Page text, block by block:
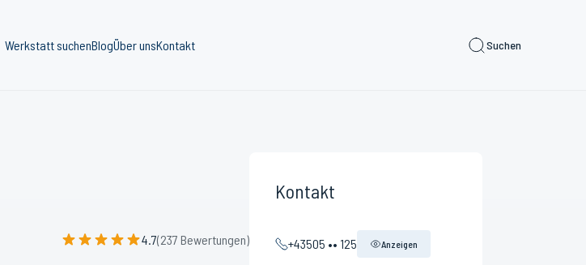
Werkstatt suchenBlogÜber unsKontakt Suchen
4.7(237 Bewertungen)
Kontakt
+43505 •• 125 Anzeigen